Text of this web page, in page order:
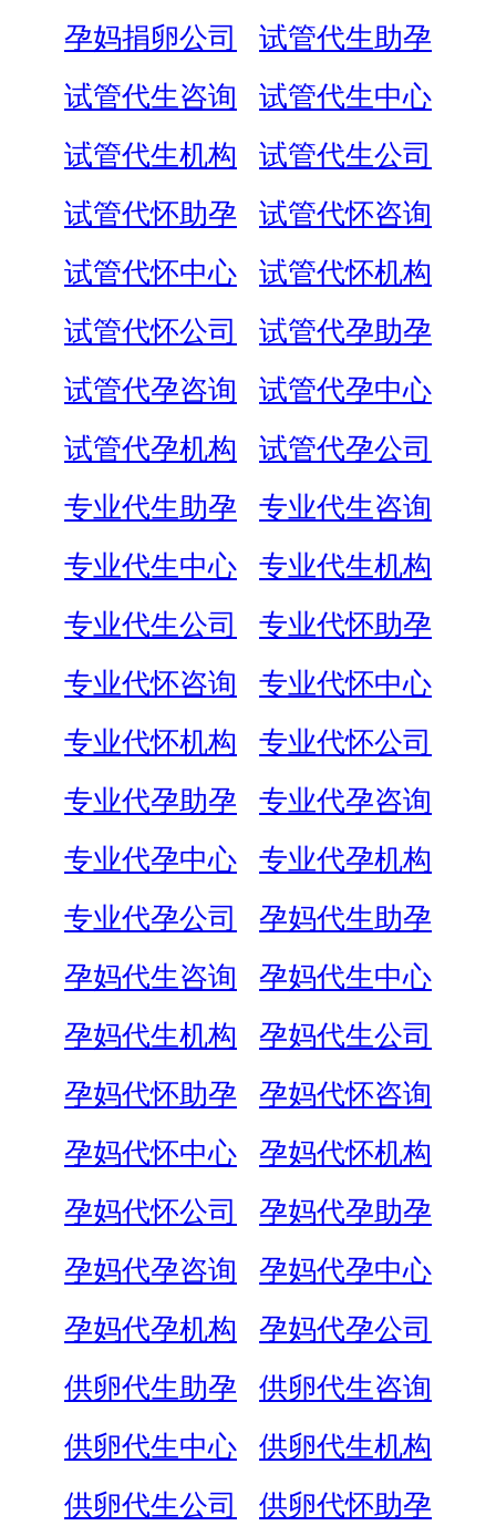
孕妈捐卵公司
试管代生助孕
试管代生咨询
试管代生中心
试管代生机构
试管代生公司
试管代怀助孕
试管代怀咨询
试管代怀中心
试管代怀机构
试管代怀公司
试管代孕助孕
试管代孕咨询
试管代孕中心
试管代孕机构
试管代孕公司
专业代生助孕
专业代生咨询
专业代生中心
专业代生机构
专业代生公司
专业代怀助孕
专业代怀咨询
专业代怀中心
专业代怀机构
专业代怀公司
专业代孕助孕
专业代孕咨询
专业代孕中心
专业代孕机构
专业代孕公司
孕妈代生助孕
孕妈代生咨询
孕妈代生中心
孕妈代生机构
孕妈代生公司
孕妈代怀助孕
孕妈代怀咨询
孕妈代怀中心
孕妈代怀机构
孕妈代怀公司
孕妈代孕助孕
孕妈代孕咨询
孕妈代孕中心
孕妈代孕机构
孕妈代孕公司
供卵代生助孕
供卵代生咨询
供卵代生中心
供卵代生机构
供卵代生公司
供卵代怀助孕